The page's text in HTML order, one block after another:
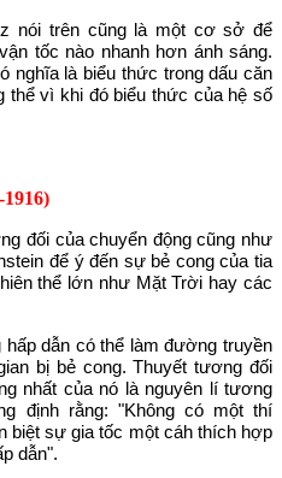
nói trên cũng là một cơ sở để
tốc nào nhanh hơn ánh sáng.
nghĩa là biểu thức trong dấu căn
thể vì khi đó biểu thức của hệ số
đối của chuyển động cũng như
để ý đến sự bẻ cong của tia
thể lớn như Mặt Trời hay các
hấp dẫn có thể làm đường truyền
bị bẻ cong. Thuyết tương đối
nhất của nó là nguyên lí tương
định rằng: "Không có một thí
biệt sự gia tốc một cáh thích hợp
dẫn".